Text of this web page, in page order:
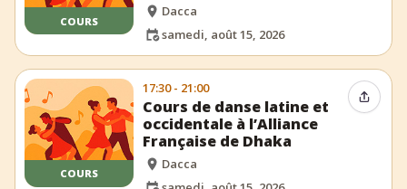
COURS
Dacca
samedi, août 15, 2026
COURS
17:30 - 21:00
Cours de danse latine et
occidentale à l’Alliance
Française de Dhaka
Dacca